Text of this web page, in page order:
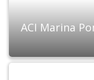
ACI Marina